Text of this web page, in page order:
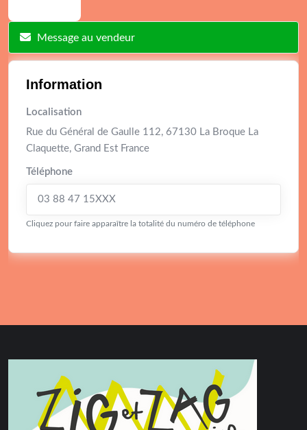
Message au vendeur
Information
Localisation
Rue du Général de Gaulle 112, 67130 La Broque La
Claquette, Grand Est France
Téléphone
03 88 47 15XXX
Cliquez pour faire apparaître la totalité du numéro de téléphone